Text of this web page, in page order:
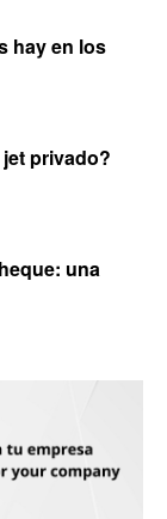
hay en los
privado?
una